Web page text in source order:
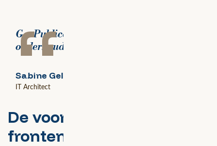
“
GeoPublicatie is makkelijk te
onderhouden en is zeer stabiel.
Sabine Geldermans
IT Architect
De voordelen voor de
frontend